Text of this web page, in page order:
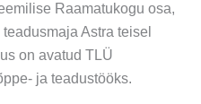
Raamatukogu osa,
Astra teisel
on avatud TLÜ
ja teadustööks.